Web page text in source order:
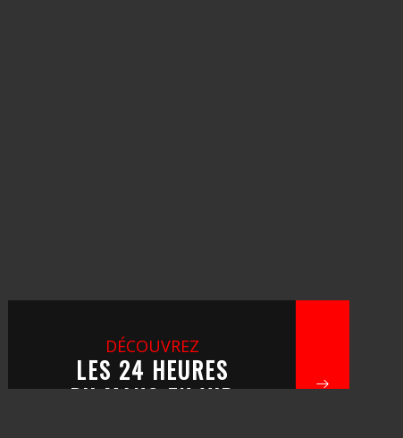
DÉCOUVREZ
LES 24 HEURES
DU MANS EN VIP